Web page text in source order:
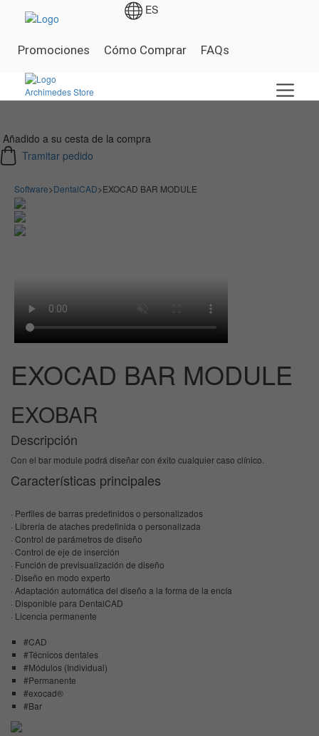
ES
Promociones Cómo Comprar FAQs
Añadido a su cesta de la compra
Tramitar pedido
Software>DentalCAD>EXOCAD BAR MODULE
EXOCAD BAR MODULE
EXOBAR
Descripción
Con el bar module podrá diseñar con éxito cualquier caso clínico.
Características principales
· Perfiles de barras predefinidos o personalizados
· Librería de ataches predefinida o personalizada
· Control de parámetros de diseño
· Control de eje de inserción
· Función de previsualización de diseño
· Diseño en modo experto
· Adaptación automática del diseño a la forma de la encía
· Disponible para DentalCAD
· Licencia permanente
#CAD
#Técnicos dentales
#Módulos (Individual)
#Permanente
#exocad®
#Bar